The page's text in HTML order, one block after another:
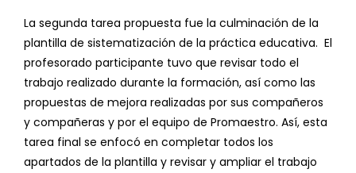
La segunda tarea propuesta fue la culminación de la
plantilla de sistematización de la práctica educativa. El
profesorado participante tuvo que revisar todo el
trabajo realizado durante la formación, así como las
propuestas de mejora realizadas por sus compañeros
y compañeras y por el equipo de Promaestro. Así, esta
tarea final se enfocó en completar todos los
apartados de la plantilla y revisar y ampliar el trabajo